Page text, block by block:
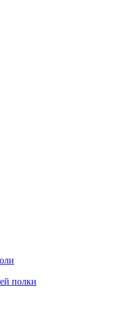
полки